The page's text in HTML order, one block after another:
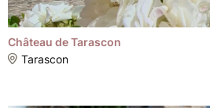
Château de Tarascon
Tarascon